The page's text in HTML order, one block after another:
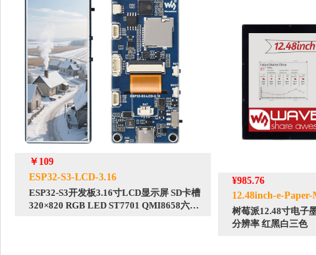
￥109
ESP32-S3-LCD-3.16
ESP32-S3开发板3.16寸LCD显示屏 SD卡槽
320×820 RGB LED ST7701 QMI8658六轴
¥985.76
12.48inch-e-
树莓派12.48寸电子
分辨率 红黑白三色